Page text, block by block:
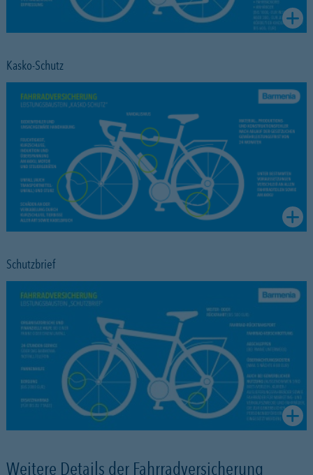
Kasko-Schutz
Schutzbrief
Weitere Details der Fahrradversicherung